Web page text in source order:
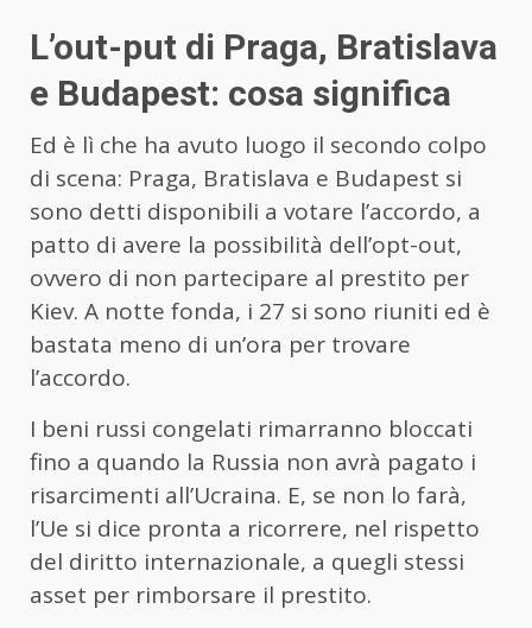
L’out-put di Praga, Bratislava
e Budapest: cosa significa
Ed è lì che ha avuto luogo il secondo colpo
di scena: Praga, Bratislava e Budapest si
sono detti disponibili a votare l’accordo, a
patto di avere la possibilità dell’opt-out,
ovvero di non partecipare al prestito per
Kiev. A notte fonda, i 27 si sono riuniti ed è
bastata meno di un’ora per trovare
l’accordo.
I beni russi congelati rimarranno bloccati
fino a quando la Russia non avrà pagato i
risarcimenti all’Ucraina. E, se non lo farà,
l’Ue si dice pronta a ricorrere, nel rispetto
del diritto internazionale, a quegli stessi
asset per rimborsare il prestito.